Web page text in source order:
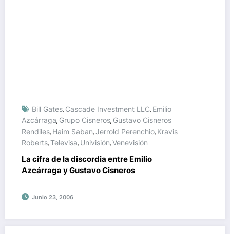
Bill Gates, Cascade Investment LLC, Emilio
Azcárraga, Grupo Cisneros, Gustavo Cisneros
Rendiles, Haim Saban,Jerrold Perenchio, Kravis
Roberts,Televisa, Univisión,Venevisión
La cifra de la discordia entre Emilio
Azcárraga y Gustavo Cisneros
Junio 23, 2006